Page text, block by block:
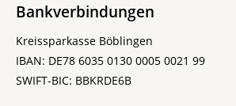
Bankverbindungen
Kreissparkasse Böblingen
IBAN: DE78 6035 0130 0005 0021 99
SWIFT-BIC: BBKRDE6B